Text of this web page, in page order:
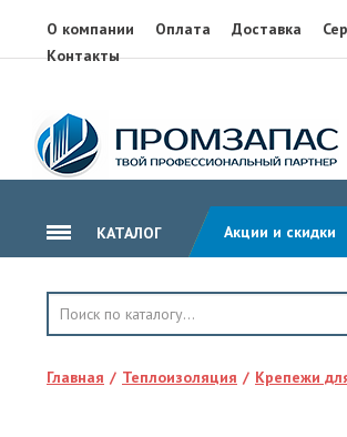
О компании Оплата Доставка
Контакты
КАТАЛОГ Акции и скидки
ГИДРОИЗОЛЯЦИЯ
ТЕПЛОИЗОЛЯЦИЯ
Главная Теплоизоляция Крепежи